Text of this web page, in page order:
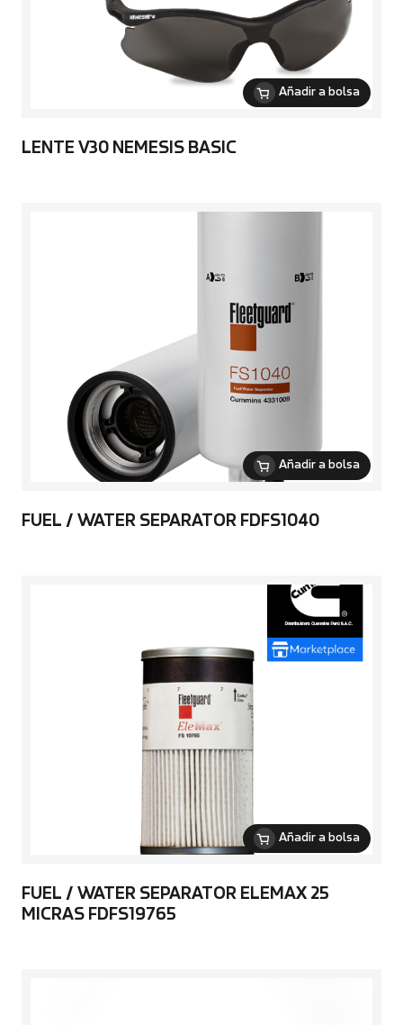
Añadir a bolsa
LENTE V30 NEMESIS BASIC
Añadir a bolsa
FUEL / WATER SEPARATOR FDFS1040
Añadir a bolsa
FUEL / WATER SEPARATOR ELEMAX 25
MICRAS FDFS19765